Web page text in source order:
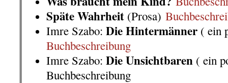
Späte Wahrheit (Prosa)
Imre Szabo: Die Hintermänner ( ein
Buchbeschreibung
Imre Szabo: Die Unsichtbaren ( ein
Buchbeschreibung